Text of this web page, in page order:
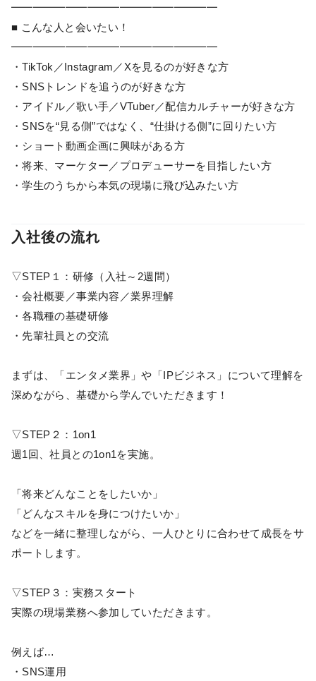
━━━━━━━━━━━━━━━━━━━
■ こんな人と会いたい！
━━━━━━━━━━━━━━━━━━━
・TikTok／Instagram／Xを見るのが好きな方
・SNSトレンドを追うのが好きな方
・アイドル／歌い手／VTuber／配信カルチャーが好きな方
・SNSを“見る側”ではなく、“仕掛ける側”に回りたい方
・ショート動画企画に興味がある方
・将来、マーケター／プロデューサーを目指したい方
・学生のうちから本気の現場に飛び込みたい方
入社後の流れ
▽STEP１：研修（入社～2週間）
・会社概要／事業内容／業界理解
・各職種の基礎研修
・先輩社員との交流
まずは、「エンタメ業界」や「IPビジネス」について理解を
深めながら、基礎から学んでいただきます！
▽STEP２：1on1
週1回、社員との1on1を実施。
「将来どんなことをしたいか」
「どんなスキルを身につけたいか」
などを一緒に整理しながら、一人ひとりに合わせて成長をサ
ポートします。
▽STEP３：実務スタート
実際の現場業務へ参加していただきます。
例えば…
・SNS運用